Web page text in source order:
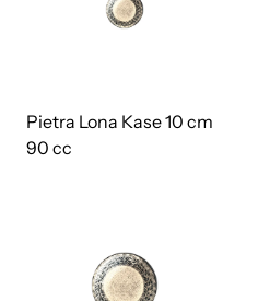
Pietra Lona Kase 10 cm
90 cc